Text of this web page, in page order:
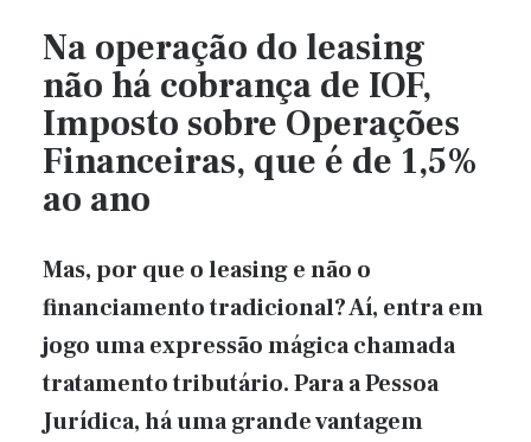
Na operação do leasing
não há cobrança de IOF,
Imposto sobre Operações
Financeiras, que é de 1,5%
ao ano
Mas, por que o leasing e não o
financiamento tradicional? Aí, entra em
jogo uma expressão mágica chamada
tratamento tributário. Para a Pessoa
Jurídica, há uma grande vantagem